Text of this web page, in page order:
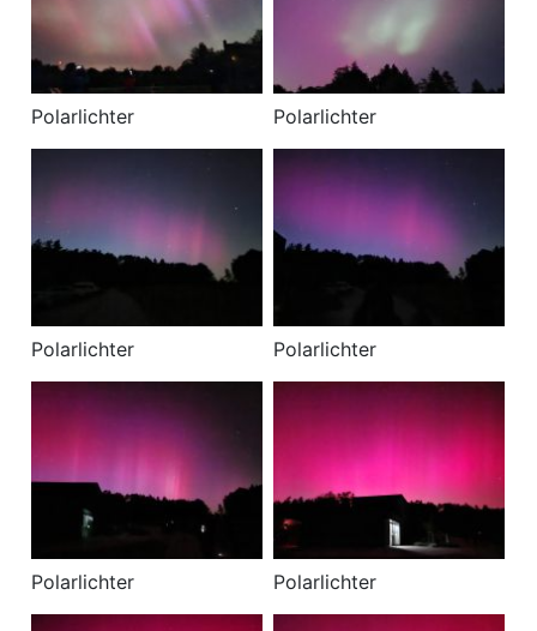
Polarlichter Polarlichter
Polarlichter Polarlichter
Polarlichter Polarlichter